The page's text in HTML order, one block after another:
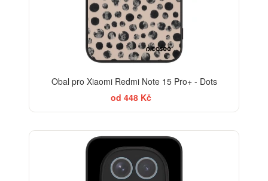
Obal pro Xiaomi Redmi Note 15 Pro+ - Dots
od 448 Kč